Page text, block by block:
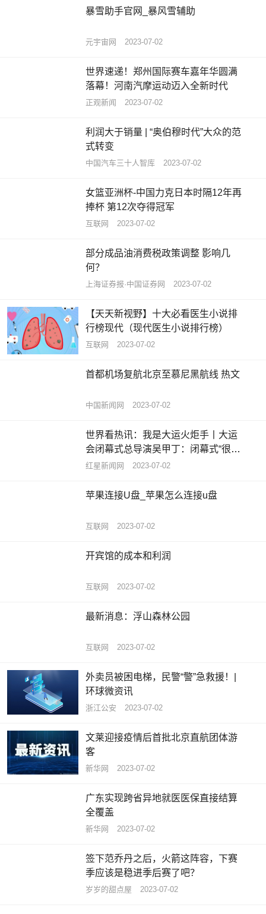
暴雪助手官网_暴风雪辅助
元宇宙网 2023-07-02
世界速递！郑州国际赛车嘉年华圆满
落幕！河南汽摩运动迈入全新时代
正观新闻 2023-07-02
利润大于销量 | “奥伯穆时代”大众的范
式转变
中国汽车三十人智库 2023-07-02
女篮亚洲杯-中国力克日本时隔12年再
捧杯 第12次夺得冠军
互联网 2023-07-02
部分成品油消费税政策调整 影响几
何？
上海证券报·中国证券网 2023-07-02
【天天新视野】十大必看医生小说排
行榜现代（现代医生小说排行榜）
互联网 2023-07-02
首都机场复航北京至慕尼黑航线 热文
中国新闻网 2023-07-02
世界看热讯：我是大运火炬手丨大运
会闭幕式总导演吴甲丁：闭幕式“很成
都”，定位就是让世界记住成都人
红星新闻网 2023-07-02
苹果连接U盘_苹果怎么连接u盘
互联网 2023-07-02
开宾馆的成本和利润
互联网 2023-07-02
最新消息：浮山森林公园
互联网 2023-07-02
外卖员被困电梯，民警“警”急救援！|
环球微资讯
浙江公安 2023-07-02
文莱迎接疫情后首批北京直航团体游
客
新华网 2023-07-02
广东实现跨省异地就医医保直接结算
全覆盖
新华网 2023-07-02
签下范乔丹之后，火箭这阵容，下赛
季应该是稳进季后赛了吧？
岁岁的甜点屋 2023-07-02